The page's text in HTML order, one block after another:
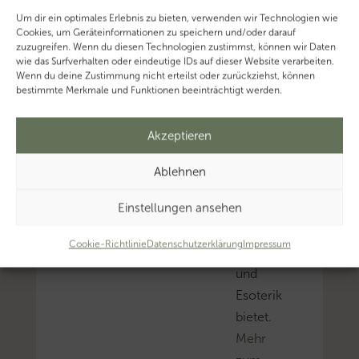
Um dir ein optimales Erlebnis zu bieten, verwenden wir Technologien wie
Cookies, um Geräteinformationen zu speichern und/oder darauf
zuzugreifen. Wenn du diesen Technologien zustimmst, können wir Daten
wie das Surfverhalten oder eindeutige IDs auf dieser Website verarbeiten.
Wenn du deine Zustimmung nicht erteilst oder zurückziehst, können
bestimmte Merkmale und Funktionen beeinträchtigt werden.
Akzeptieren
Ablehnen
Einstellungen ansehen
Cookie-RichtlinieDatenschutzerklärungImpressum
in
der
Steuerbranche
überraschend
relevant
ist
mehr
Räucherstäbchen
und
Esoterik
bietet.
Mehr